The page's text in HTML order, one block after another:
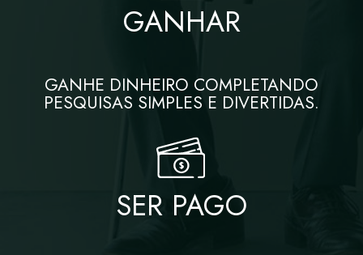
GANHAR
GANHE DINHEIRO COMPLETANDO
PESQUISAS SIMPLES E DIVERTIDAS.
SER PAGO